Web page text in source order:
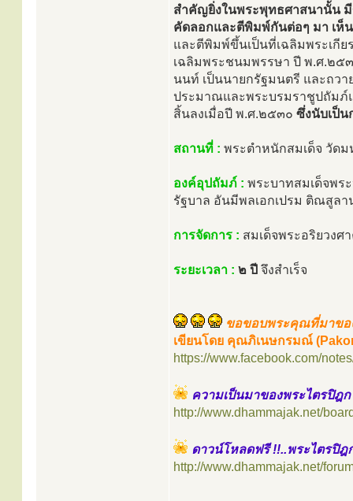
สำคัญยิ่งในพระพุทธศาสนานั้น
คัดลอกและตีพิมพ์กันต่อๆ มา เห็
และตีพิมพ์ขึ้นเป็นที่เฉลิมพระเกี
เฉลิมพระชนมพรรษา ปี พ.ศ.๒๕
นนท์ เป็นนายกรัฐมนตรี และถว
ประมาณและพระบรมราชูปถัมภ์แ
สิ้นลงเมื่อปี พ.ศ.๒๕๓๐ ซึ่งนับเป็น
สถานที่ : พระตำหนักสมเด็จ วัดม
องค์อุปถัมภ์ : พระบาทสมเด็จพร
รัฐบาล อันมีพลเอกเปรม ติณสูล
การจัดการ : สมเด็จพระอริยวง
ระยะเวลา : ๒ ปี จึงสำเร็จ
ขอขอบพระคุณที่มาขอ
เขียนโดย คุณภิเนษกรมณ์
https://www.facebook.com/
ความเป็นมาของพระไตรปิฎ
http://www.dhammajak.net/
ดาวน์โหลดฟรี !!..พระไตรปิ
http://www.dhammajak.net/